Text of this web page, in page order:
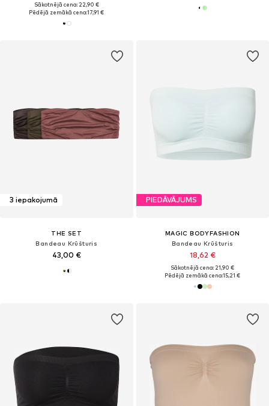
Sākotnējā cena: 22,90 €
Pēdējā zemākā cena:17,91 €
3 iepakojumā
THE SET
Bandeau Krūšturis
43,00 €
PIEDĀVĀJUMS
MAGIC BODYFASHION
Bandeau Krūšturis
18,62 €
Sākotnējā cena: 21,90 €
Pēdējā zemākā cena:15,21 €